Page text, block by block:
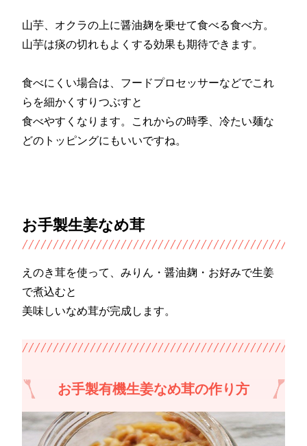
山芋、オクラの上に醤油麹を乗せて食べる食べ方。
山芋は痰の切れもよくする効果も期待できます。
食べにくい場合は、フードプロセッサーなどでこれ
らを細かくすりつぶすと
食べやすくなります。これからの時季、冷たい麺な
どのトッピングにもいいですね。
お手製生姜なめ茸
えのき茸を使って、みりん・醤油麹・お好みで生姜
で煮込むと
美味しいなめ茸が完成します。
お手製有機生姜なめ茸の作り方